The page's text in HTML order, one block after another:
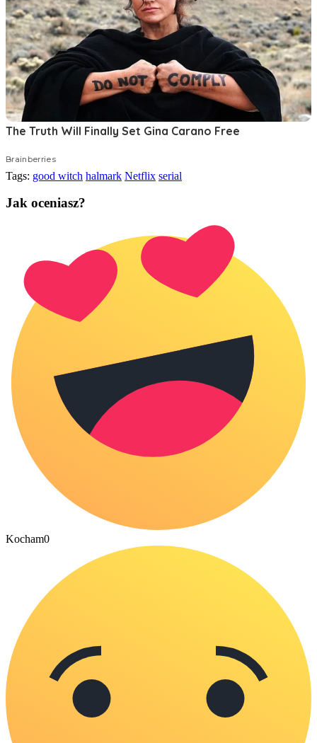
Tags: good witch halmark Netflix serial
Jak oceniasz?
Kocham0